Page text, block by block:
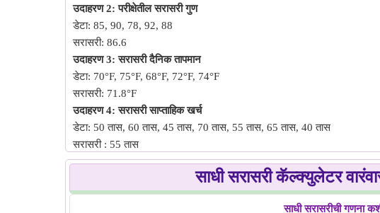
उदाहरण 2: परीक्षेतील सरासरी गुण
डेटा: 85, 90, 78, 92, 88
सरासरी: 86.6
उदाहरण 3: सरासरी दैनिक तापमान
डेटा: 70°F, 75°F, 68°F, 72°F, 74°F
सरासरी: 71.8°F
उदाहरण 4: सरासरी साप्ताहिक खर्च
डेटा: 50 तास, 60 तास, 45 तास, 70 तास, 55 तास, 65 तास, 40 तास
सरासरी : 55 तास
उदाहरण 5: विद्यार्थ्यांची सरासरी उंची
डेटा: 150 सेमी, 160 सेमी, 155 सेमी, 165 सेमी, 170 सेमी
सरासरी: 160 सेमी
साधी सरासरी कॅल्क्युलेटर
साधी सरासरीची गणना